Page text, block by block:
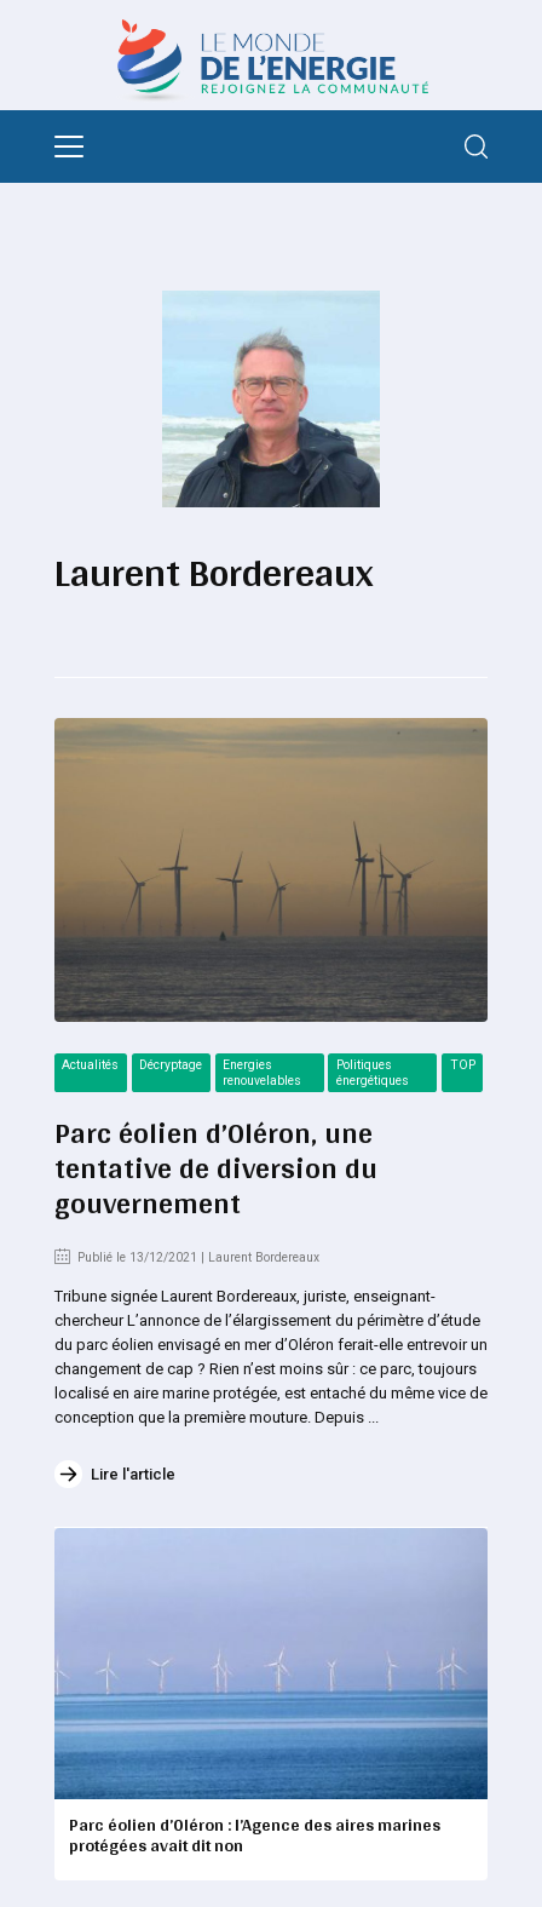
Laurent Bordereaux
Actualités Décryptage
Energies
renouvelables
Politiques
énergétiques
TOP
Parc éolien d’Oléron, une
tentative de diversion du
gouvernement
Publié le 13/12/2021 | Laurent Bordereaux
Tribune signée Laurent Bordereaux, juriste, enseignant-
chercheur L’annonce de l’élargissement du périmètre d’étude
du parc éolien envisagé en mer d’Oléron ferait-elle entrevoir un
changement de cap ? Rien n’est moins sûr : ce parc, toujours
localisé en aire marine protégée, est entaché du même vice de
conception que la première mouture. Depuis ...
Lire l'article
Parc éolien d’Oléron : l’Agence des aires marines
protégées avait dit non